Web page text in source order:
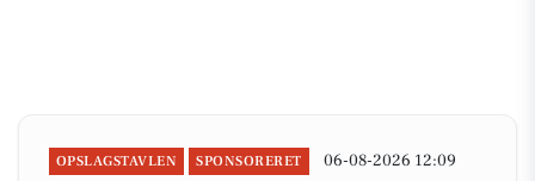
OPSLAGSTAVLEN SPONSORERET 06-08-2026 12:09